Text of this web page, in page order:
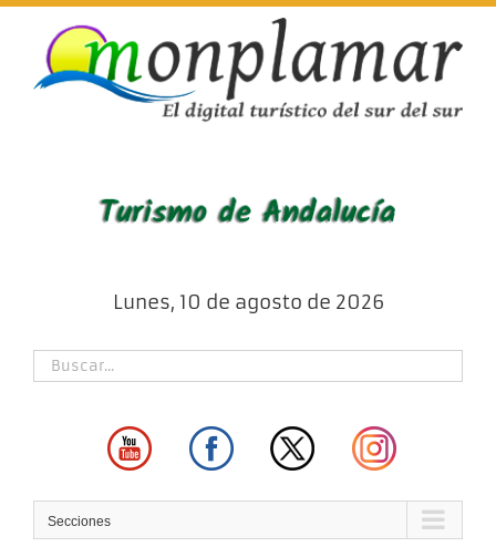
Skip
content
Lunes, 10 de agosto de 2026
Secciones